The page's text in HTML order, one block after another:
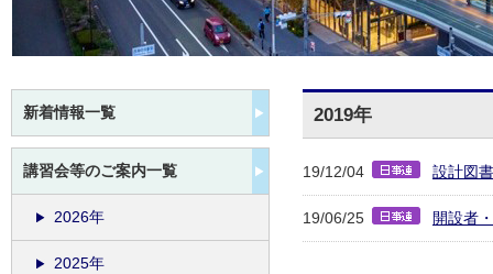
2019年
19/12/04 設計図
19/06/25 開設者
新着情報一覧
講習会等のご案内一覧
2026年
2025年